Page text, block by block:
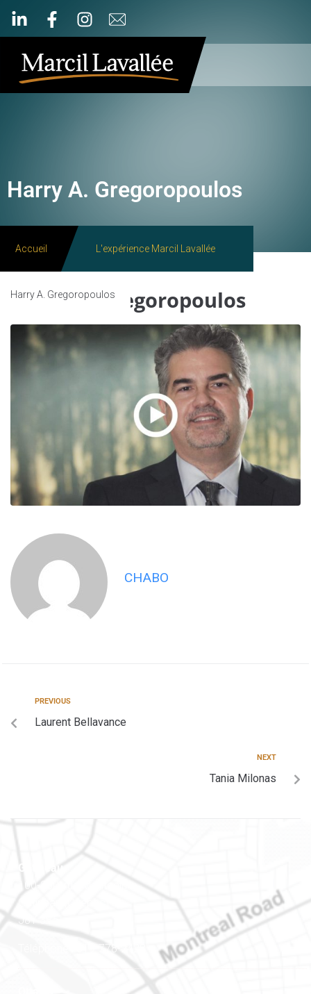
Harry A. Gregoropoulos
Accueil L'expérience Marcil Lavallée
Harry A. Gregoropoulos
Harry A. Gregoropoulos
CHABO
PREVIOUS
Laurent Bellavance
NEXT
Tania Milonas
Gatineau
100-200, rue Montcalm
Gatineau (Québec)
J8Y 3B5
Téléphone : 819-778-2428